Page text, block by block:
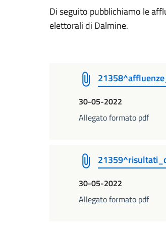
Di seguito pubblichiamo le
elettorali di Dalmine.
30-05-2022
Allegato formato pdf
30-05-2022
Allegato formato pdf